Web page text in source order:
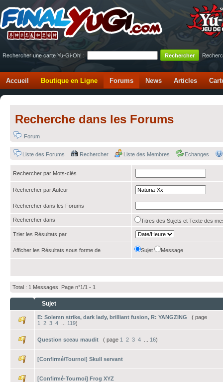
Rechercher une carte Yu-Gi-Oh! :
Accueil Boutique en Ligne Forums News Articles
Recherche dans les Forums
Forum
Liste des Forums Rechercher Liste des Membres Echanges
Rechercher par Mots-clés
Rechercher par Auteur
Rechercher dans les Forums
Rechercher dans Titres des Sujets et Texte des
Trier les Résultats par
Afficher les Résultats sous forme de Sujet Message
Total : 1 Messages. Page n°1/1 - 1
Sujet
E: Solemn strike, dark lady, brilliant fusion, R: YANGZING ( page
1
2 3 4 119)
Question sceau maudit ( page 1 2 3 4 16)
[Confirmé/Tournoi] Skull servant
[Confirmé-Tournoi] Frog XYZ